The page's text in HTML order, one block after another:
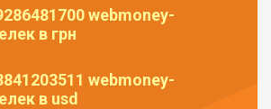
webmoney-
в грн
webmoney-
в usd